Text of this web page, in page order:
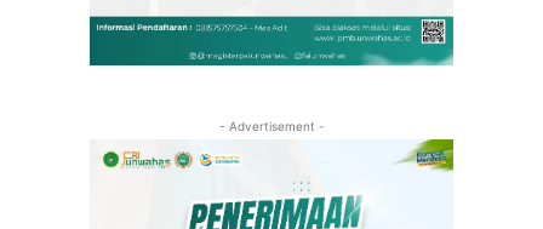
- Advertisement -